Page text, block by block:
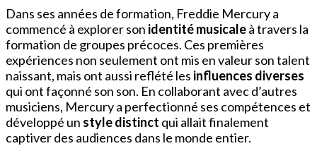
Dans ses années de formation, Freddie Mercury a
commencé à explorer son identité musicaleà travers la
formation de groupes précoces. Ces premières
expériences non seulement ont mis en valeur son talent
naissant, mais ont aussi reflété les influences diverses
qui ont façonné son son. En collaborant avec d’autres
musiciens, Mercury a perfectionné ses compétences et
développé un style distinct qui allait finalement
captiver des audiences dans le monde entier.